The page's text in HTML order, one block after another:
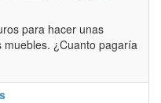
para hacer unas
¿Cuanto pagaría